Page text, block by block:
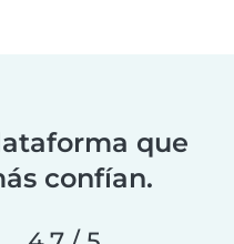
que
confían.